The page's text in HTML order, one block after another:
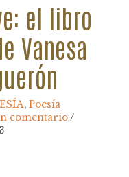
el libro
Vanesa
, Poesía
comentario /